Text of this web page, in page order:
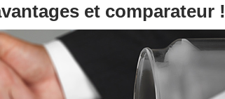
et comparateur !